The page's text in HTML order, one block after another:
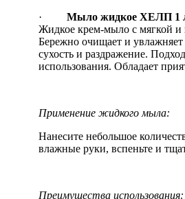
·
Мыло жидкое ХЕЛП 1
Жидкое крем-мыло с мягкой и
Бережно очищает и
сухость и раздражение.
использования. Обладает
Применение жидкого мыла:
Нанесите небольшое
влажные руки, вспеньте и
Преимущества использования: